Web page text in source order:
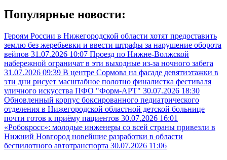
Популярные новости:
Героям России в Нижегородской области хотят предоставить
землю без жеребьевки и ввести штрафы за нарушение оборота
вейпов 31.07.2026 10:07 Проезд по Нижне-Волжской
набережной ограничат в эти выходные из-за ночного забега
31.07.2026 09:39 В центре Сормова на фасаде девятиэтажки в
эти дни рисует масштабное полотно финалистка фестиваля
уличного искусства ПФО "Форм-АРТ" 30.07.2026 18:30
Обновленный корпус боксированного педиатрического
отделения в Нижегородской областной детской больнице
почти готов к приёму пациентов 30.07.2026 16:01
«Робокросс»: молодые инженеры со всей страны привезли в
Нижний Новгород новейшие разработки в области
беспилотного автотранспорта 30.07.2026 11:06